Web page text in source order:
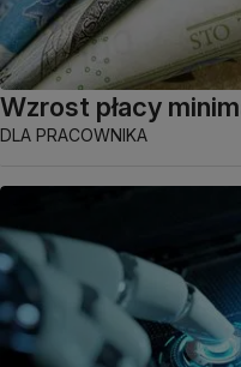
Wzrost płacy
DLA PRACOWNIKA